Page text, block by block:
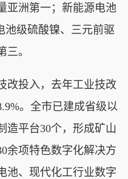
亚洲第一；新能源电池
池级硫酸镍、三元前驱
。
投入，去年工业技改
。全市已建成省级以
造平台30个，形成矿山
余项特色数字化解决方
池、现代化工行业数字